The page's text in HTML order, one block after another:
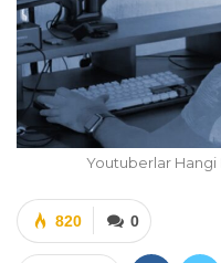
Youtuberlar Hangi
0
820